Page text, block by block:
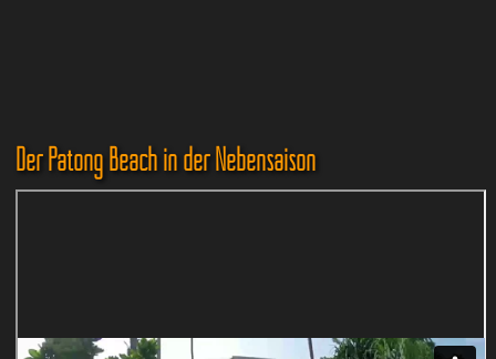
Der Patong Beach in der Nebensaison